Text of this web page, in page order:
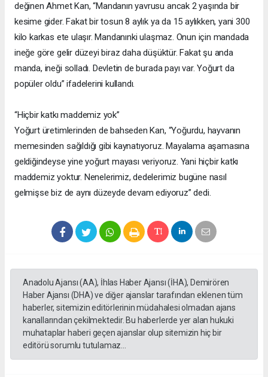
değinen Ahmet Kan, “Mandanın yavrusu ancak 2 yaşında bir
kesime gider. Fakat bir tosun 8 aylık ya da 15 aylıkken, yani 300
kilo karkas ete ulaşır. Mandanınki ulaşmaz. Onun için mandada
ineğe göre gelir düzeyi biraz daha düşüktür. Fakat şu anda
manda, ineği solladı. Devletin de burada payı var. Yoğurt da
popüler oldu” ifadelerini kullandı.
“Hiçbir katkı maddemiz yok”
Yoğurt üretimlerinden de bahseden Kan, “Yoğurdu, hayvanın
memesinden sağıldığı gibi kaynatıyoruz. Mayalama aşamasına
geldiğindeyse yine yoğurt mayası veriyoruz. Yani hiçbir katkı
maddemiz yoktur. Nenelerimiz, dedelerimiz bugüne nasıl
gelmişse biz de aynı düzeyde devam ediyoruz” dedi.
Anadolu Ajansı (AA), İhlas Haber Ajansı (İHA), Demirören
Haber Ajansı (DHA) ve diğer ajanslar tarafından eklenen tüm
haberler, sitemizin editörlerinin müdahalesi olmadan ajans
kanallarından çekilmektedir. Bu haberlerde yer alan hukuki
muhataplar haberi geçen ajanslar olup sitemizin hiç bir
editörü sorumlu tutulamaz...